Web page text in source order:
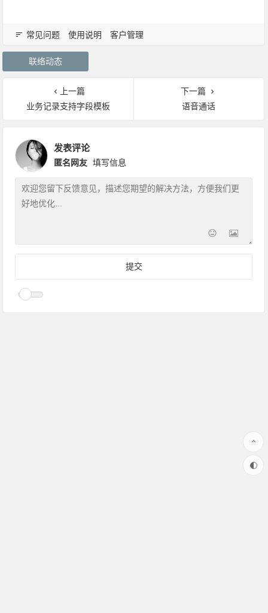
常见问题 使用说明 客户管理
联络动态
上一篇
业务记录支持字段模板
下一篇
语音通话
发表评论
匿名网友 填写信息